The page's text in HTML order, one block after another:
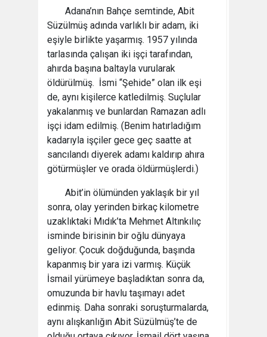
Adana’nın Bahçe semtinde, Abit
Süzülmüş adında varlıklı bir adam, iki
eşiyle birlikte yaşarmış. 1957 yılında
tarlasında çalışan iki işçi tarafından,
ahırda başına baltayla vurularak
öldürülmüş. İsmi “Şehide” olan ilk eşi
de, aynı kişilerce katledilmiş. Suçlular
yakalanmış ve bunlardan Ramazan adlı
işçi idam edilmiş. (Benim hatırladığım
kadarıyla işçiler gece geç saatte at
sancılandı diyerek adamı kaldırıp ahıra
götürmüşler ve orada öldürmüşlerdi.)
Abit’in ölümünden yaklaşık bir yıl
sonra, olay yerinden birkaç kilometre
uzaklıktaki Mıdık’ta Mehmet Altınkılıç
isminde birisinin bir oğlu dünyaya
geliyor. Çocuk doğduğunda, başında
kapanmış bir yara izi varmış. Küçük
İsmail yürümeye başladıktan sonra da,
omuzunda bir havlu taşımayı adet
edinmiş. Daha sonraki soruşturmalarda,
aynı alışkanlığın Abit Süzülmüş’te de